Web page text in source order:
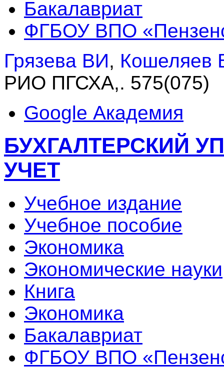
Бакалавриат
ФГБОУ ВПО
Грязева ВИ, Кошеляев
РИО ПГСХА,. 575(075)
Google Академия
БУХГАЛТЕРСКИЙ
УЧЕТ
Учебное издание
Учебное пособие
Экономика
Экономические науки
Книга
Экономика
Бакалавриат
ФГБОУ ВПО